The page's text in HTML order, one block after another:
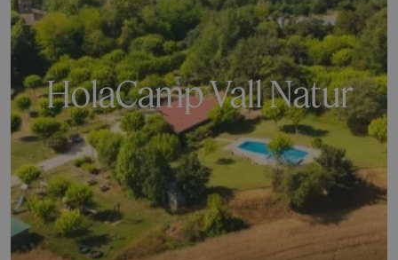
HolaCamp Vall Natur